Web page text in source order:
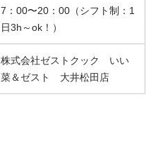
7：00〜20：00（シフト制：1
日3h～ok！）
株式会社ゼストクック いい
菜＆ゼスト 大井松田店